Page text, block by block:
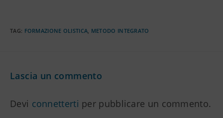
TAG: FORMAZIONE OLISTICA, METODO INTEGRATO
Lascia un commento
Devi connetterti per pubblicare un commento.